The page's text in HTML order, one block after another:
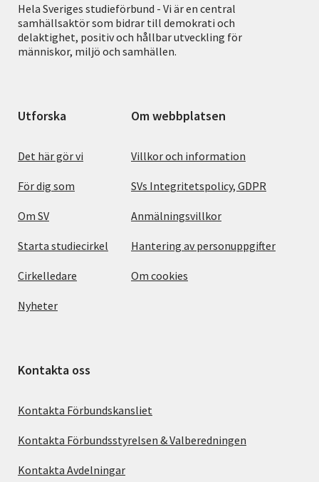
Hela Sveriges studieförbund - Vi är en central
samhällsaktör som bidrar till demokrati och
delaktighet, positiv och hållbar utveckling för
människor, miljö och samhällen.
Utforska
Det här gör vi
För dig som
Om SV
Starta studiecirkel
Cirkelledare
Nyheter
Om webbplatsen
Villkor och information
SVs Integritetspolicy, GDPR
Anmälningsvillkor
Hantering av personuppgifter
Om cookies
Kontakta oss
Kontakta Förbundskansliet
Kontakta Förbundsstyrelsen & Valberedningen
Kontakta Avdelningar